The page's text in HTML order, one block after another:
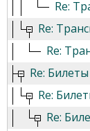
Re:
Re:
Re:
Re:
Re:
Re: